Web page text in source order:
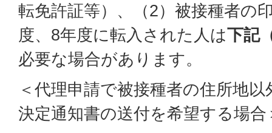
転免許証等）、（2）被接種者の
度、8年度に転入された人は下記
必要な場合があります。
＜代理申請で被接種者の住所地
決定通知書の送付を希望する場合